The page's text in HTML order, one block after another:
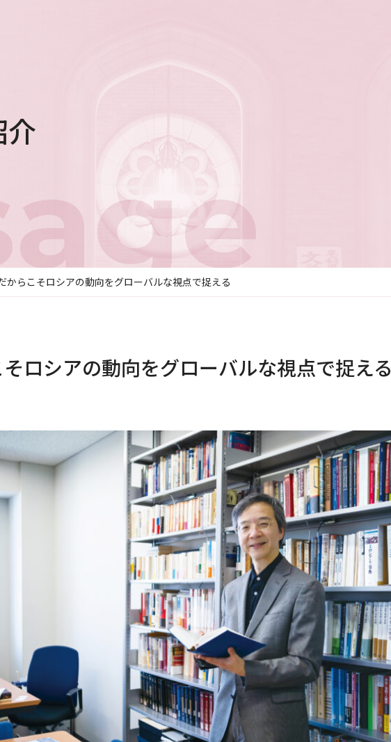
からこそロシアの動向をグローバルな視点で捉える
ロシアの動向をグローバルな視点で捉える